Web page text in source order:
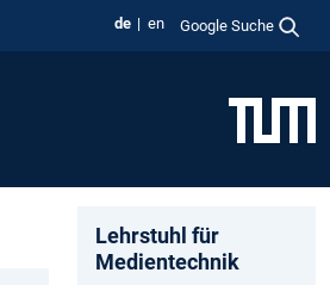
de en Google Suche
Lehrstuhl für
Medientechnik